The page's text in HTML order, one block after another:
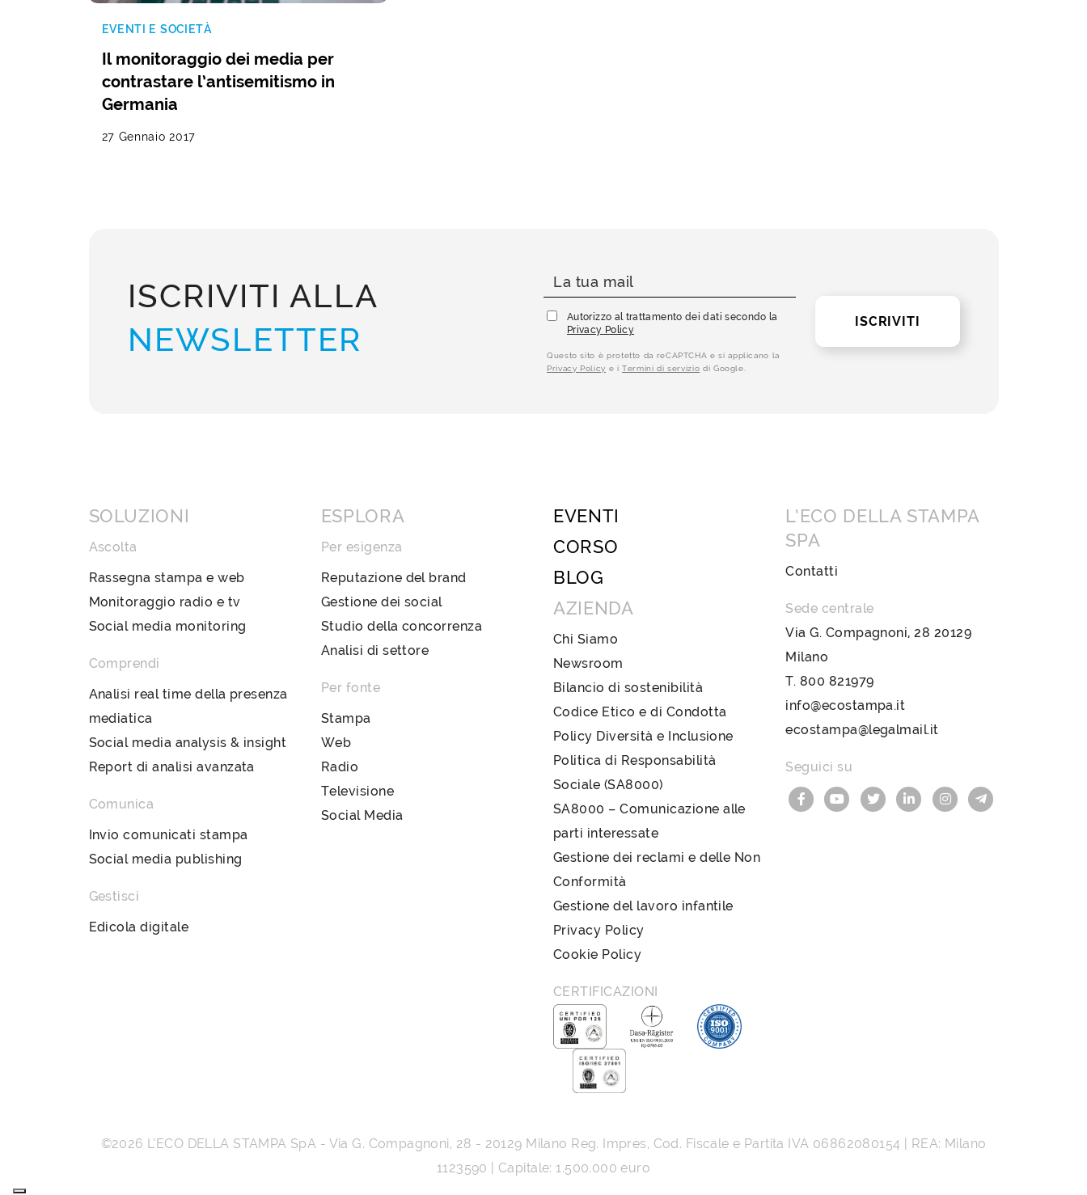
EVENTI E SOCIETÀ
Il monitoraggio dei media per
contrastare l’antisemitismo in
Germania
27 Gennaio 2017
ISCRIVITI ALLA
NEWSLETTER
Autorizzo al trattamento dei dati secondo la
Privacy Policy
Questo sito è protetto da reCAPTCHA e si applicano la
Privacy Policy e iTermini di servizio di Google.
ISCRIVITI
SOLUZIONI
Ascolta
Rassegna stampa e web
Monitoraggio radio e tv
Social media monitoring
Comprendi
Analisi real time della presenza
mediatica
Social media analysis & insight
Report di analisi avanzata
Comunica
Invio comunicati stampa
Social media publishing
Gestisci
Edicola digitale
ESPLORA
Per esigenza
Reputazione del brand
Gestione dei social
Studio della concorrenza
Analisi di settore
Per fonte
Stampa
Web
Radio
Televisione
Social Media
EVENTI
CORSO
BLOG
AZIENDA
Chi Siamo
Newsroom
Bilancio di sostenibilità
Codice Etico e di Condotta
Policy Diversità e Inclusione
Politica di Responsabilità
Sociale (SA8000)
SA8000 – Comunicazione alle
parti interessate
Gestione dei reclami e delle Non
Conformità
Gestione del lavoro infantile
Privacy Policy
Cookie Policy
CERTIFICAZIONI
L’ECO DELLA STAMPA
SPA
Contatti
Sede centrale
Via G. Compagnoni, 28 20129
Milano
T. 800 821979
info@ecostampa.it
ecostampa@legalmail.it
Seguici su
©2026 L’ECO DELLA STAMPA SpA - Via G. Compagnoni, 28 - 20129 Milano Reg. Impres, Cod. Fiscale e Partita IVA 06862080154 | REA: Milano
1123590 | Capitale: 1.500.000 euro